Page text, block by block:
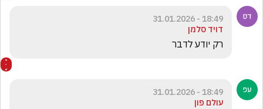
18:49 - 31.01.2026
דויד סלמן
רק יודע לדבר
18:49 - 31.01.2026
עולם פון